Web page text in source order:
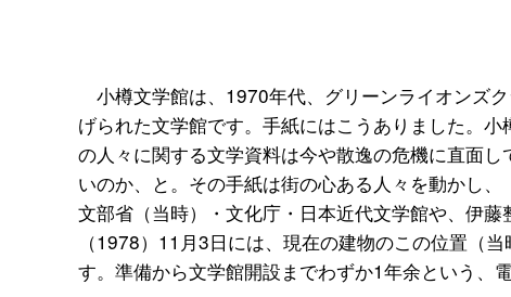
小樽文学館は、1970年代、グリーンライオンズ
げられた文学館です。手紙にはこうありました。
の人々に関する文学資料は今や散逸の危機に直面
いのか、と。その手紙は街の心ある人々を動かし
文部省（当時）・文化庁・日本近代文学館や、伊
（1978）11月3日には、現在の建物のこの位置（
す。準備から文学館開設までわずか1年余という、